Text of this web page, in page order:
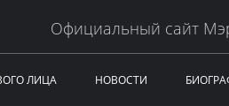
Официальный сайт
ЛИЦА НОВОСТИ